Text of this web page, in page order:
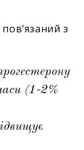
з
(1-2%